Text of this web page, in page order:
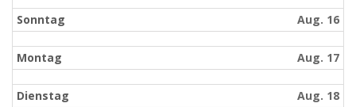
Sonntag Aug. 16
Montag Aug. 17
Dienstag Aug. 18